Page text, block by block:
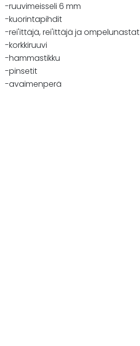
-ruuvimeisseli 6 mm
-kuorintapihdit
-rei'ittäjä, rei'ittäjä ja ompelunastat
-korkkiruuvi
-hammastikku
-pinsetit
-avaimenperä